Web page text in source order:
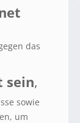
das
sein,
sowie
um